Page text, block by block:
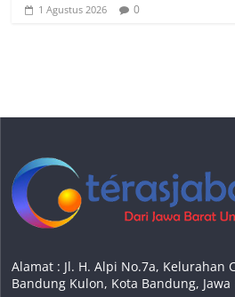
1 Agustus 2026 0
Alamat : Jl. H. Alpi No.7a, Kelurahan
Bandung Kulon, Kota Bandung,